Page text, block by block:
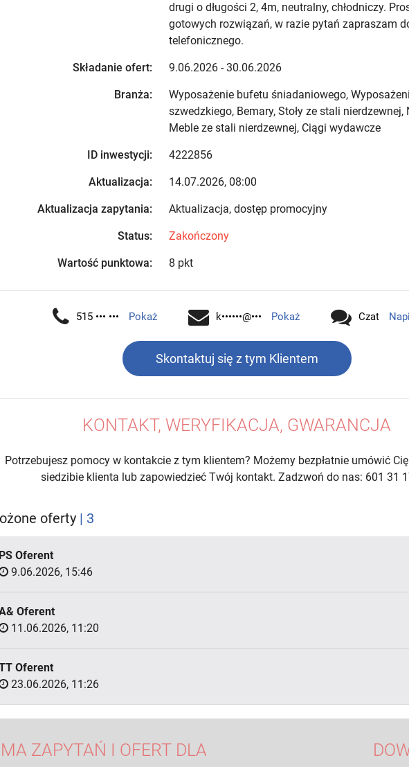
drugi o długości 2, 4m, neutralny, chłodniczy.
gotowych rozwiązań, w razie pytań zapraszam
telefonicznego.
Składanie ofert: 9.06.2026 - 30.06.2026
Branża:
Wyposażenie bufetu śniadaniowego,
szwedzkiego, Bemary, Stoły ze stali nierdzewnej,
Meble ze stali nierdzewnej, Ciągi wydawcze
ID inwestycji: 4222856
Aktualizacja: 14.07.2026, 08:00
Aktualizacja zapytania: Aktualizacja, dostęp promocyjny
Status: Zakończony
Wartość punktowa: 8 pkt
515 ••• ••• Pokaż k••••••@••• Pokaż Czat
Skontaktuj się z tym Klientem
KONTAKT, WERYFIKACJA, GWARANCJA
Potrzebujesz pomocy w kontakcie z tym klientem? Możemy bezpłatnie umówić
siedzibie klienta lub zapowiedzieć Twój kontakt. Zadzwoń do nas: 601 31
oferty | 3
PS Oferent
9.06.2026, 15:46
Oferent
11.06.2026, 11:20
Oferent
23.06.2026, 11:26
ZAPYTAŃ I OFERT DLA